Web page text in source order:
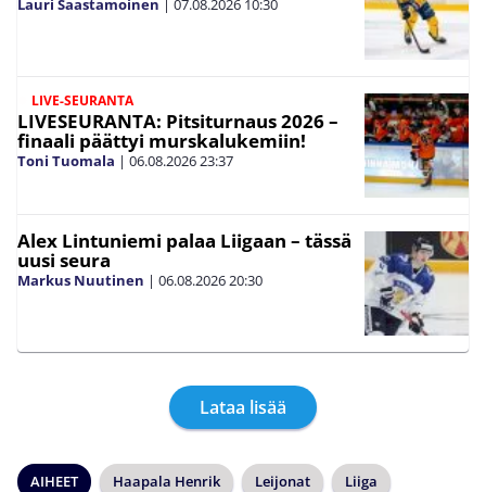
Lauri Saastamoinen | 07.08.2026 10:30
LIVE-SEURANTA
LIVESEURANTA: Pitsiturnaus 2026 –
finaali päättyi murskalukemiin!
Toni Tuomala | 06.08.202623:37
Alex Lintuniemi palaa Liigaan – tässä
uusi seura
Markus Nuutinen | 06.08.202620:30
Lataa lisää
AIHEET Haapala Henrik Leijonat Liiga